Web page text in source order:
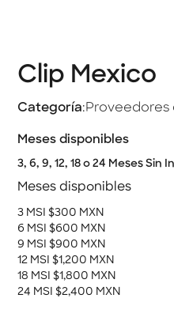
Clip Mexico
Categoría:Proveedores
Meses disponibles
3, 6, 9, 12, 18 o 24 Meses Sin
Meses disponibles
3 MSI $300 MXN
6 MSI $600 MXN
9 MSI $900 MXN
12 MSI $1,200 MXN
18 MSI $1,800 MXN
24 MSI $2,400 MXN